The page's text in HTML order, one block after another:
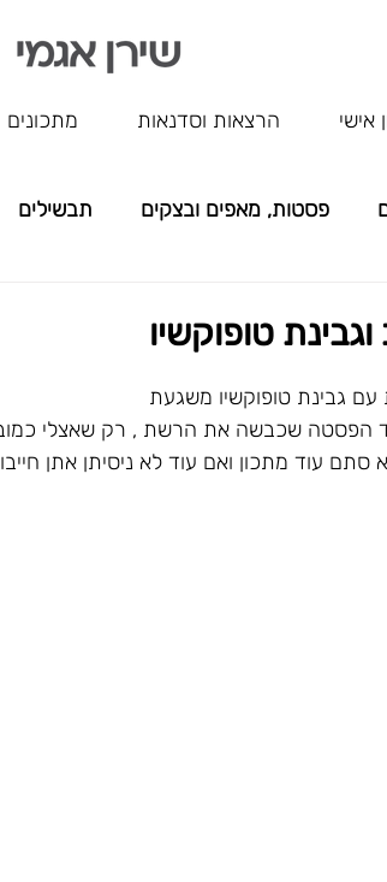
אישי הרצאות וסדנאות מתכונים
פסטות, מאפים ובצקים תבשילים
טופוקשיו
גבינת טופוקשיו משגעת
הפסטה שכבשה את הרשת , רק שאצלי כמובן
עוד מתכון ואם עוד לא ניסיתן אתן